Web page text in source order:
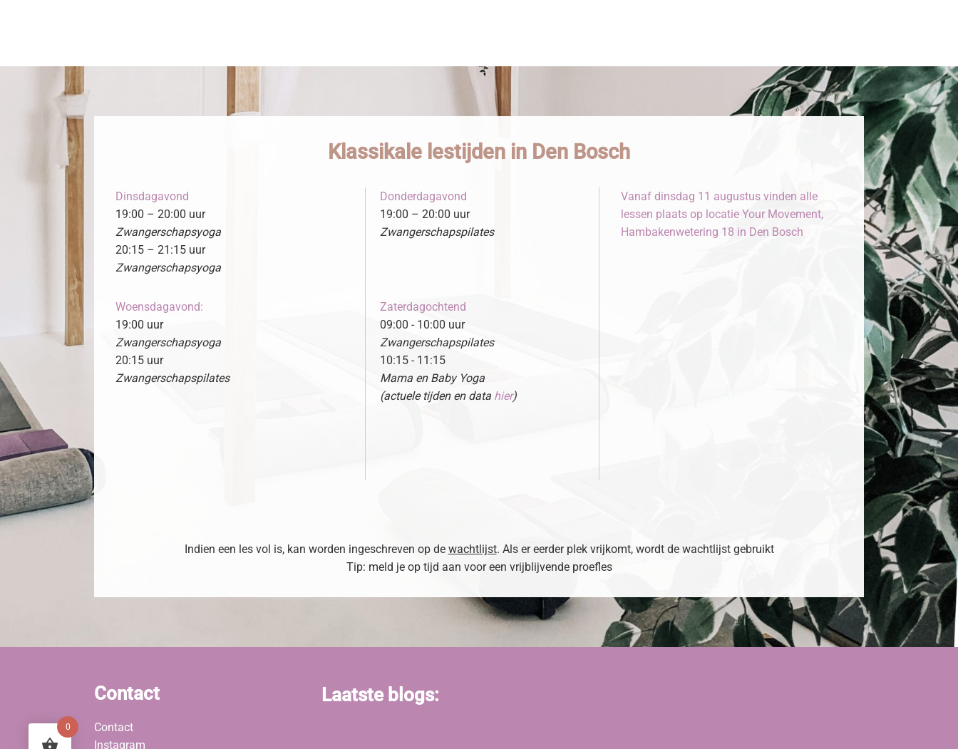
Klassikale lestijden in Den Bosch
Dinsdagavond
19:00 – 20:00 uur
Zwangerschapsyoga
20:15 – 21:15 uur
Zwangerschapsyoga
Woensdagavond:
19:00 uur
Zwangerschapsyoga
20:15 uur
Zwangerschapspilates
Donderdagavond
19:00 – 20:00 uur
Zwangerschapspilates
Zaterdagochtend
09:00 - 10:00 uur
Zwangerschapspilates
10:15 - 11:15
Mama en Baby Yoga
(actuele tijden en data hier)
Vanaf dinsdag 11 augustus vinden alle
lessen plaats op locatie Your Movement,
Hambakenwetering 18 in Den Bosch
Indien een les vol is, kan worden ingeschreven op de wachtlijst. Als er eerder plek vrijkomt, wordt de wachtlijst gebruikt
Tip: meld je op tijd aan voor een vrijblijvende proefles
Contact
Contact
Instagram
Laatste blogs:
0